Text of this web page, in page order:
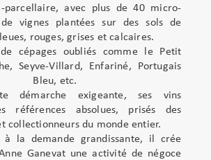
parcellaire, avec plus de 40 micro-
de vignes plantées sur des sols de
rouges, grises et calcaires.
cépages oubliés comme le Petit
Seyve-Villard, Enfariné, Portugais
Bleu, etc.
démarche exigeante, ses vins
références absolues, prisés des
collectionneurs du monde entier.
à la demande grandissante, il crée
Ganevat une activité de négoce